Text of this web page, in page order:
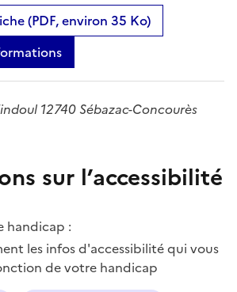
(PDF, environ 35 Ko)
12740 Sébazac-Concourès
sur l’accessibilité
handicap :
les infos d'accessibilité qui vous
de votre handicap